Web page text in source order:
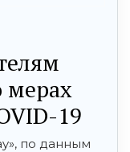
мерах
19
по данным